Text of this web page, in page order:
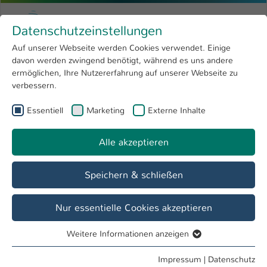
Menu
Forschung 4
Open submenu
Hochschule
International
Zum Hauptinhalt springen
Hochschule Kaiserslautern
Sie sind hier:
Hochschule
Anmeldung am Intranet
Als Angehöriger der Hochschule Kaiserslautern können Sie
sich hier mit Ihren Email-Account Daten am Intranet
anmelden.
Bitte beachten Sie, dass das Abmelden vom Intranet
derzeitig nur auf dieser Seite möglich ist.
Datenschutzeinstellungen
Auf unserer Webseite werden Cookies verwendet. Einige
davon werden zwingend benötigt, während es uns andere
ermöglichen, Ihre Nutzererfahrung auf unserer Webseite zu
verbessern.
Essentiell Marketing Externe Inhalte
Alle akzeptieren
Speichern & schließen
Nur essentielle Cookies akzeptieren
Essentielle Cookies werden für grundlegende Funktionen
Weitere Informationen anzeigen
Impressum | Datenschutz